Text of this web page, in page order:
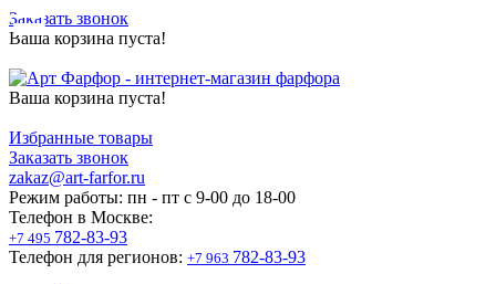
Заказать звонок
Ваша корзина пуста!
Ваша корзина пуста!
Избранные товары
Заказать звонок
zakaz@art-farfor.ru
Режим работы: пн - пт c 9-00 до 18-00
Телефон в Москве:
+7 495 782-83-93
Телефон для регионов: +7 963 782-83-93